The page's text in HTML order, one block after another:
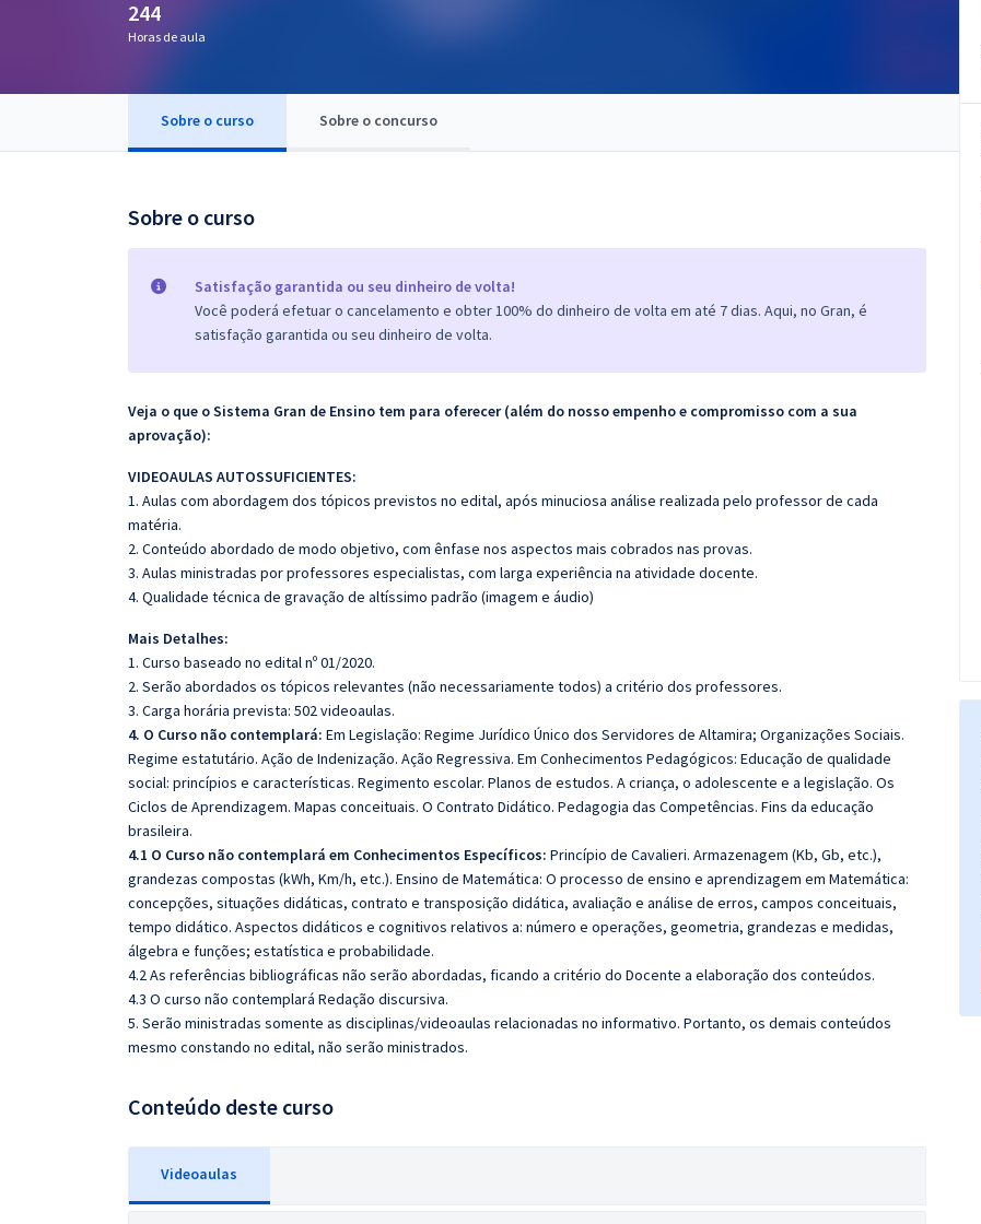
Questões grátis
244
Horas de aula
Sobre o curso Sobre o concurso
Sobre o curso
Satisfação garantida ou seu dinheiro de volta!
Você poderá efetuar o cancelamento e obter 100% do dinheiro de volta em até 7 dias. Aqui, no Gran, é
satisfação garantida ou seu dinheiro de volta.
Veja o que o Sistema Gran de Ensino tem para oferecer (além do nosso empenho e compromisso com a sua
aprovação):
VIDEOAULAS AUTOSSUFICIENTES:
1. Aulas com abordagem dos tópicos previstos no edital, após minuciosa análise realizada pelo professor de cada
matéria.
2. Conteúdo abordado de modo objetivo, com ênfase nos aspectos mais cobrados nas provas.
3. Aulas ministradas por professores especialistas, com larga experiência na atividade docente.
4. Qualidade técnica de gravação de altíssimo padrão (imagem e áudio)
Mais Detalhes:
1. Curso baseado no edital nº 01/2020.
2. Serão abordados os tópicos relevantes (não necessariamente todos) a critério dos professores.
3. Carga horária prevista: 502 videoaulas.
4. O Curso não contemplará: Em Legislação: Regime Jurídico Único dos Servidores de Altamira; Organizações Sociais.
Regime estatutário. Ação de Indenização. Ação Regressiva. Em Conhecimentos Pedagógicos: Educação de qualidade
social: princípios e características. Regimento escolar. Planos de estudos. A criança, o adolescente e a legislação. Os
Ciclos de Aprendizagem. Mapas conceituais. O Contrato Didático. Pedagogia das Competências. Fins da educação
brasileira.
4.1 O Curso não contemplará em Conhecimentos Específicos: Princípio de Cavalieri. Armazenagem (Kb, Gb, etc.),
grandezas compostas (kWh, Km/h, etc.). Ensino de Matemática: O processo de ensino e aprendizagem em Matemática:
concepções, situações didáticas, contrato e transposição didática, avaliação e análise de erros, campos conceituais,
tempo didático. Aspectos didáticos e cognitivos relativos a: número e operações, geometria, grandezas e medidas,
álgebra e funções; estatística e probabilidade.
4.2 As referências bibliográficas não serão abordadas, ficando a critério do Docente a elaboração dos conteúdos.
4.3 O curso não contemplará Redação discursiva.
5. Serão ministradas somente as disciplinas/videoaulas relacionadas no informativo. Portanto, os demais conteúdos
mesmo constando no edital, não serão ministrados.
Conteúdo deste curso
Videoaulas